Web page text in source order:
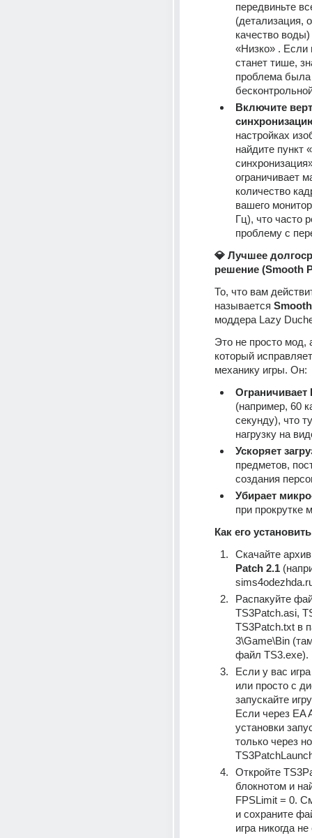
передвиньте
(детализация,
качество
«Низко» . Если
станет тише,
проблема
Включите
настройках
найдите пункт
ограничивает
количество
вашего
Гц), что часто
проблему с
💎 Лучшее
решение (Smooth
То, что вам
называется
моддера Lazy
Это не просто мод,
который
механику игры. Он:
Ограничивает
(например, 60
секунду), что
нагрузку на
Ускоряет
предметов,
создания
Убирает
при прокрутке
Как его
Скачайте
Patch 2.1
TS3Patch.asi,
TS3Patch.txt в
3\Game\Bin
файл TS3.exe).
Если у вас
или просто с
запускайте
Если через EA
установки
Откройте
FPSLimit = 0.
и сохраните
игра никогда